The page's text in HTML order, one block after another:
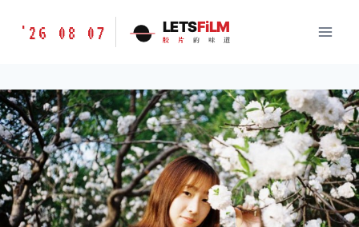
胶
味
道
LETSFILM
'26 08 07 LETSFiLM
胶 片 的 味 道